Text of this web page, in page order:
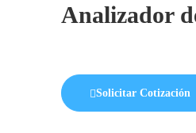
Analizador
Solicitar Cotización